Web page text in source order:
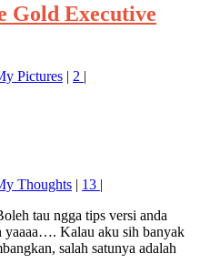
Gold Executive
Pictures | 2 |
Thoughts | 13 |
tau ngga tips versi anda
yaaaa…. Kalau aku sih banyak
salah satunya adalah